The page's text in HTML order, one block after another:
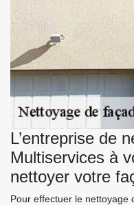
L’entreprise de
Multiservices à
nettoyer votre
Pour effectuer le nettoyage